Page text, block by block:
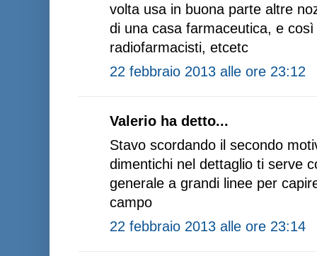
volta usa in buona parte altre
di una casa farmaceutica, e
radiofarmacisti, etcetc
22 febbraio 2013 alle ore 23:12
Valerio ha detto...
Stavo scordando il secondo
dimentichi nel dettaglio ti serve
generale a grandi linee per
campo
22 febbraio 2013 alle ore 23:14